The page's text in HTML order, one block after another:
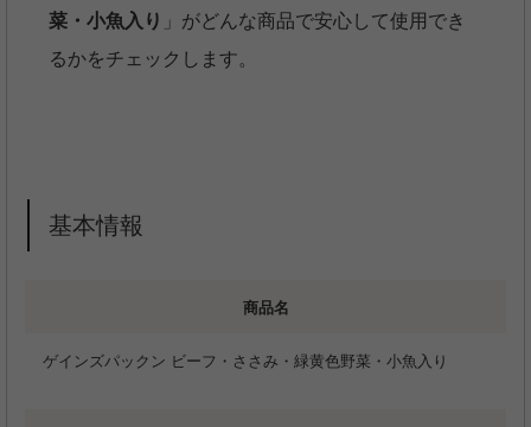
菜・小魚入り 」がどんな商品で安心して使用でき
るかをチェックします。
基本情報
商品名
ゲインズパックン ビーフ・ささみ・緑黄色野菜・小魚入り